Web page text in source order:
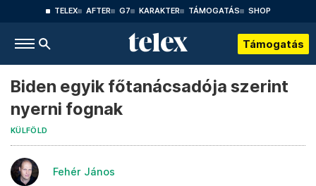
TELEX AFTER G7 KARAKTER TÁMOGATÁS SHOP
Támogatás
Biden egyik főtanácsadója szerint
nyerni fognak
KÜLFÖLD
Fehér János